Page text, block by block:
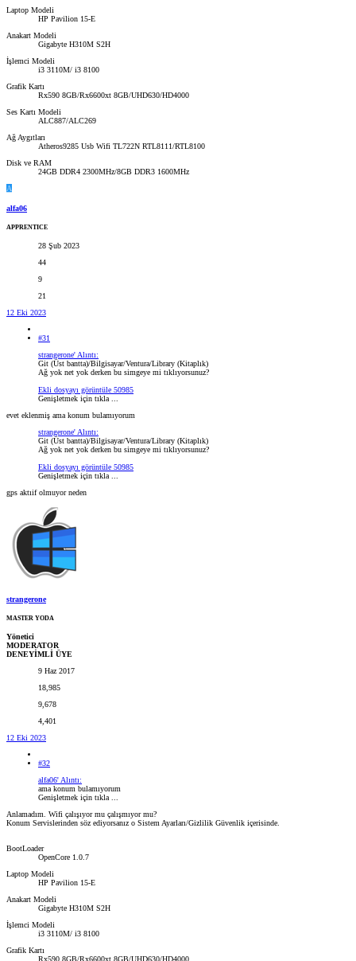
Laptop Modeli
HP Pavilion 15-E
Anakart Modeli
Gigabyte H310M S2H
İşlemci Modeli
i3 3110M/ i3 8100
Grafik Kartı
Rx590 8GB/Rx6600xt 8GB/UHD630/HD4000
Ses Kartı Modeli
ALC887/ALC269
Ağ Aygıtları
Atheros9285 Usb Wifi TL722N RTL8111/RTL8100
Disk ve RAM
24GB DDR4 2300MHz/8GB DDR3 1600MHz
A
alfa06
APPRENTICE
28 Şub 2023
44
9
21
12 Eki 2023
#31
strangerone' Alıntı:
Git (Üst bantta)/Bilgisayar/Ventura/Library (Kitaplık)
Ağ yok net yok derken bu simgeye mi tıklıyorsunuz?
Ekli dosyayı görüntüle 50985
Genişletmek için tıkla ...
evet eklenmiş ama konum bulamıyorum
strangerone' Alıntı:
Git (Üst bantta)/Bilgisayar/Ventura/Library (Kitaplık)
Ağ yok net yok derken bu simgeye mi tıklıyorsunuz?
Ekli dosyayı görüntüle 50985
Genişletmek için tıkla ...
gps aktıif olmuyor neden
strangerone
MASTER YODA
Yönetici
MODERATOR
DENEYİMLİ ÜYE
9 Haz 2017
18,985
9,678
4,401
12 Eki 2023
#32
alfa06' Alıntı:
ama konum bulamıyorum
Genişletmek için tıkla ...
Anlamadım. Wifi çalışıyor mu çalışmıyor mu?
Konum Servislerinden söz ediyorsanız o Sistem Ayarları/Gizlilik Güvenlik içerisinde.
BootLoader
OpenCore 1.0.7
Laptop Modeli
HP Pavilion 15-E
Anakart Modeli
Gigabyte H310M S2H
İşlemci Modeli
i3 3110M/ i3 8100
Grafik Kartı